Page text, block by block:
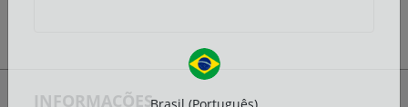
INFORMAÇÕESBrasil (Português)